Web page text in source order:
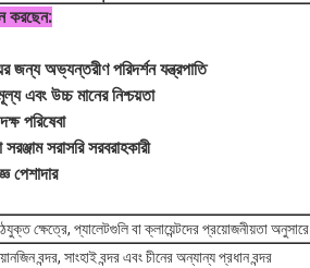
করছেন:
জন্য অভ্যন্তরীণ পরিদর্শন যন্ত্রপাতি
এবং উচ্চ মানের নিশ্চয়তা
পরিষেবা
সরাসরি সরবরাহকারী
পেশাদার
ক্ষেত্রে, প্যালেটগুলি বা ক্লায়েন্টদের প্রয়োজনীয়তা অনুসারে
বন্দর, সাংহাই বন্দর এবং চীনের অন্যান্য প্রধান বন্দর